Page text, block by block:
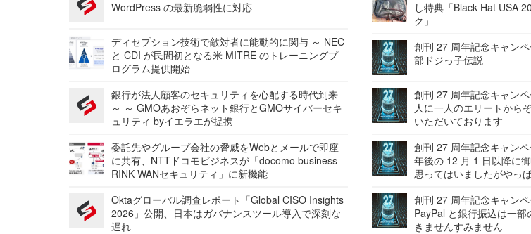
WordPress の最新脆弱性に対応
ディセプション技術で敵対者に能動的に関与 ～ NEC
と CDI が民間初となる米 MITRE のトレーニングプ
ログラム提供開始
銀行が法人顧客のセキュリティを心配する時代到来
～ ～ GMOあおぞらネット銀行とGMOサイバーセキ
ュリティ byイエラエが提携
委託先やグループ会社の脅威をWebとメールで即座
に共有、NTTドコモビジネスが「docomo business
RINK WANセキュリティ」に新機能
Oktaグローバル調査レポート「Global CISO Insights
2026」公開、日本はガバナンスツール導入で深刻な
遅れ
し特典「Black Hat USA
ク」
創刊 27 周年記念キャン
部ドジっ子伝説
創刊 27 周年記念キャン
人に一人のエリートから
いただいております
創刊 27 周年記念キャン
年後の 12 月 1 日以降に
思ってはいましたがやっ
創刊 27 周年記念キャンペ
PayPal と銀行振込は一
きませんすみません